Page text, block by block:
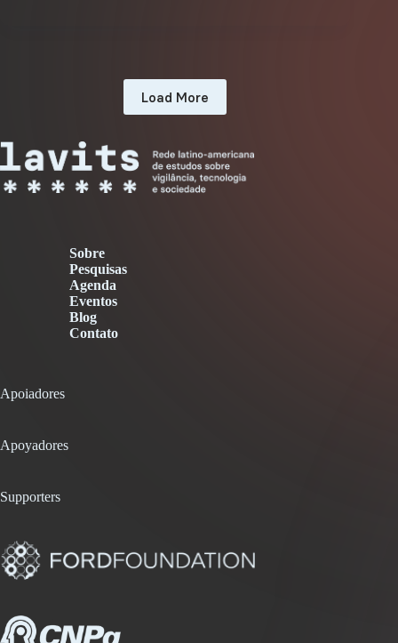
Load More
Sobre
Pesquisas
Agenda
Eventos
Blog
Contato
Apoiadores
Apoyadores
Supporters